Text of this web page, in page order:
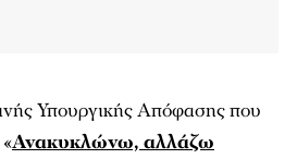
Υπουργικής Απόφασης που
Ανακυκλώνω, αλλάζω